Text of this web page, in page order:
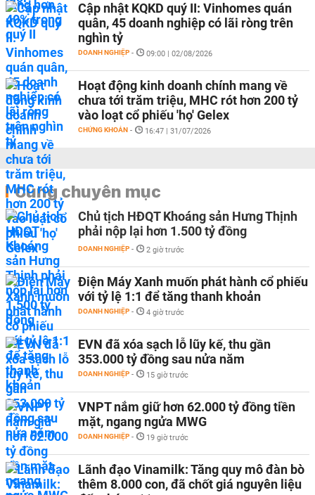
Cập nhật KQKD quý II: Vinhomes quán
quân, 45 doanh nghiệp có lãi ròng trên
nghìn tỷ
DOANH NGHIỆP - 09:00 | 02/08/2026
Hoạt động kinh doanh chính mang về
chưa tới trăm triệu, MHC rót hơn 200 tỷ
vào loạt cổ phiếu 'họ' Gelex
CHỨNG KHOÁN - 16:47 | 31/07/2026
Cùng chuyên mục
Chủ tịch HĐQT Khoáng sản Hưng Thịnh
phải nộp lại hơn 1.500 tỷ đồng
DOANH NGHIỆP - 2 giờ trước
Điện Máy Xanh muốn phát hành cổ phiếu
với tỷ lệ 1:1 để tăng thanh khoản
DOANH NGHIỆP - 4 giờ trước
EVN đã xóa sạch lỗ lũy kế, thu gần
353.000 tỷ đồng sau nửa năm
DOANH NGHIỆP - 15 giờ trước
VNPT nắm giữ hơn 62.000 tỷ đồng tiền
mặt, ngang ngửa MWG
DOANH NGHIỆP - 19 giờ trước
Lãnh đạo Vinamilk: Tăng quy mô đàn bò
thêm 8.000 con, đã chốt giá nguyên liệu